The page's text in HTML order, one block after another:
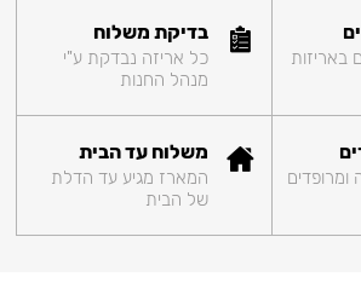
באריזות
בדיקת משלוח
כל אריזה נבדקת ע"י
מנהל החנות
ומרופדים
משלוח עד הבית
המארז מגיע עד הדלת
של הבית